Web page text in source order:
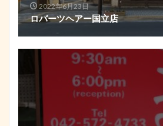
2022年6月23日
ロバーツヘアー国立店